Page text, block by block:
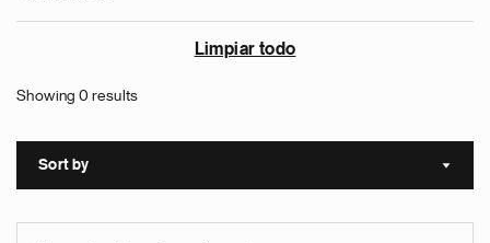
Limpiar todo
Showing 0 results
Sort by Sort